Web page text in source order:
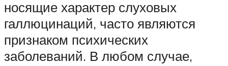
носящие характер слуховых
галлюцинаций, часто являются
признаком психических
заболеваний. В любом случае,